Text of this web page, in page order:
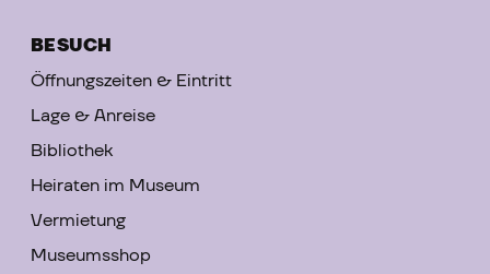
BESUCH
Öffnungszeiten & Eintritt
Lage & Anreise
Bibliothek
Heiraten im Museum
Vermietung
Museumsshop